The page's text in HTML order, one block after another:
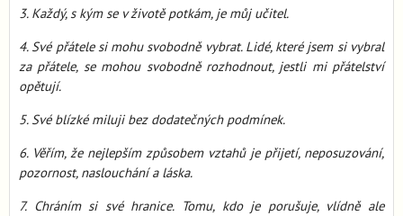
3. Každý, s kým se v životě potkám, je můj učitel.
4. Své přátele si mohu svobodně vybrat. Lidé, které jsem si vybral
za přátele, se mohou svobodně rozhodnout, jestli mi přátelství
opětují.
5. Své blízké miluji bez dodatečných podmínek.
6. Věřím, že nejlepším způsobem vztahů je přijetí, neposuzování,
pozornost, naslouchání a láska.
7. Chráním si své hranice. Tomu, kdo je porušuje, vlídně ale